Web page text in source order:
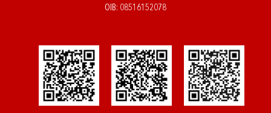
OIB: 08516152078